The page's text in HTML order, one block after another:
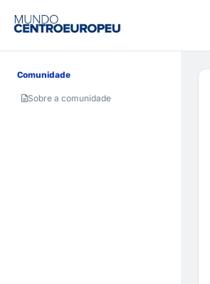
Comunidade
Sobre a comunidade